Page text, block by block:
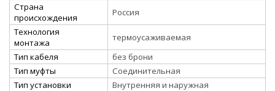
Страна
происхождения
Россия
Технология
монтажа
термоусаживаемая
Тип кабеля
без брони
Тип муфты
Соединительная
Тип установки
Внутренняя и наружная